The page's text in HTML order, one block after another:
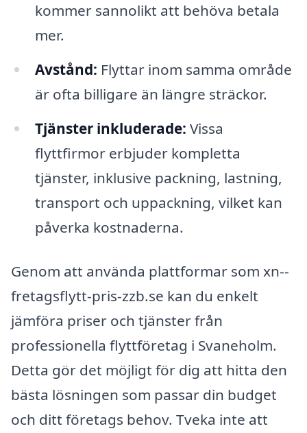
kommer sannolikt att behöva betala
mer.
Avstånd: Flyttar inom samma område
är ofta billigare än längre sträckor.
Tjänster inkluderade: Vissa
flyttfirmor erbjuder kompletta
tjänster, inklusive packning, lastning,
transport och uppackning, vilket kan
påverka kostnaderna.
Genom att använda plattformar som xn--
fretagsflytt-pris-zzb.se kan du enkelt
jämföra priser och tjänster från
professionella flyttföretag i Svaneholm.
Detta gör det möjligt för dig att hitta den
bästa lösningen som passar din budget
och ditt företags behov. Tveka inte att